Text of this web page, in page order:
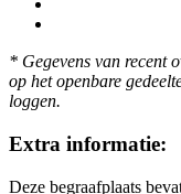
* Gegevens van recent
op het openbare
loggen.
Extra informatie:
Deze begraafplaats